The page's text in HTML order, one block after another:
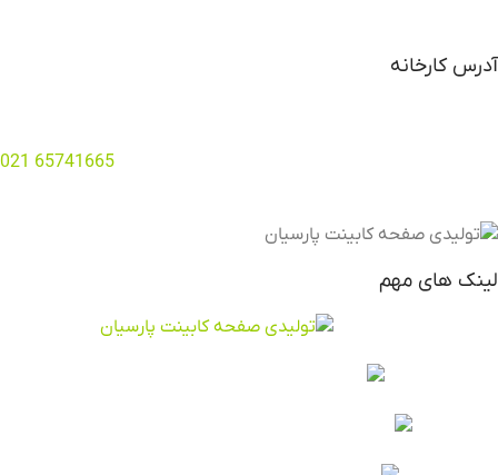
آدرس کارخانه
65741665
لینک های مهم